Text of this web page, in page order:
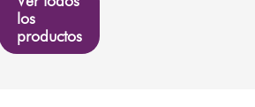
los
productos